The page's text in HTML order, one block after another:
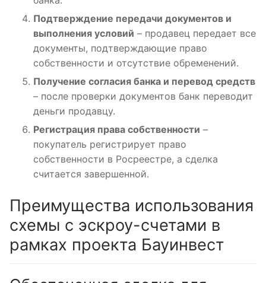
Подтверждение передачи документов и
выполнения условий – продавец передает все
документы, подтверждающие право
собственности и отсутствие обременений.
Получение согласия банка и перевод средств
– после проверки документов банк переводит
деньги продавцу.
Регистрация права собственности –
покупатель регистрирует право
собственности в Росреестре, а сделка
считается завершенной.
Преимущества использования
схемы с эскроу-счетами в
рамках проекта Бауинвест